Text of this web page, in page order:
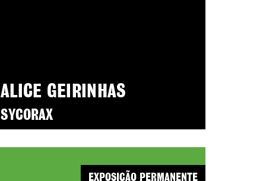
ALICE GEIRINHAS
SYCORAX
EXPOSIÇÃO PERMANENTE